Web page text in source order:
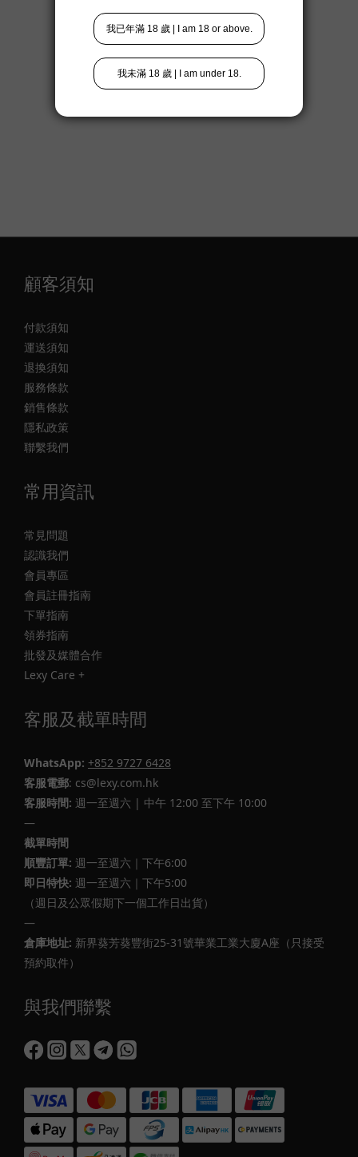
顧客須知
付款須知
運送須知
退換須知
服務條款
銷售條款
隱私政策
聯繫我們
常用資訊
常見問題
認識我們
會員專區
會員註冊指南
下單指南
領券指南
批發及媒體合作
Lexy Care +
客服及截單時間
WhatsApp: +852 9727 6428
客服電郵: cs@lexy.com.hk
客服時間: 週一至週六 | 中午 12:00 至下午 10:00
—
截單時間
順豐訂單: 週一至週六｜下午6:00
即日特快: 週一至週六｜下午5:00
（週日及公眾假期下一個工作日出貨）
—
倉庫地址: 新界葵芳葵豐街25-31號華業工業大廈A座（只接受
預約取件）
與我們聯繫